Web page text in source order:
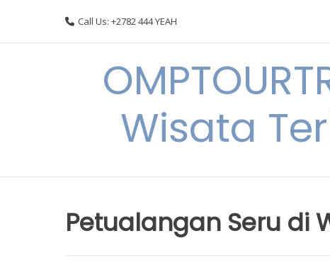
Call Us: +2782 444 YEAH
Wisata
Petualangan Seru di